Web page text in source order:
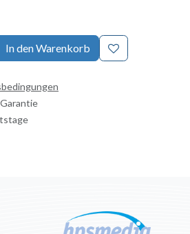
In den Warenkorb